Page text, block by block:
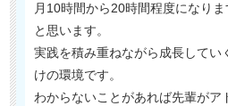
月10時間から20時間程度になり
と思います。
実践を積み重ねながら成長してい
けの環境です。
わからないことがあれば先輩がア